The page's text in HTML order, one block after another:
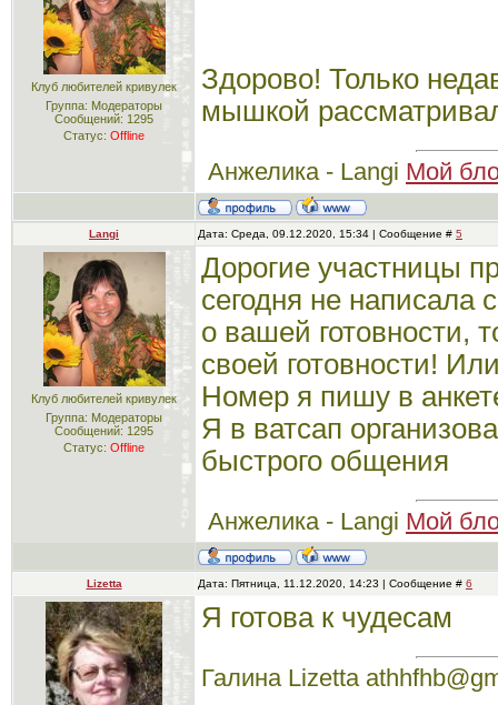
Клуб любителей кривулек
Группа: Модераторы
Сообщений: 1295
Статус: Offline
Здорово! Только
мышкой
Анжелика - Langi Мой
Langi Дата: Среда, 09.12.2020, 15:34 | Сообщение # 5
Клуб любителей кривулек
Группа: Модераторы
Сообщений: 1295
Статус: Offline
Дорогие участницы
сегодня не написала
о вашей готовности,
своей готовности!
Номер я пишу в
Я в ватсап
быстрого общения
Анжелика - Langi Мой
Lizetta Дата: Пятница, 11.12.2020, 14:23 | Сообщение # 6
Я готова к чудесам
Галина Lizetta